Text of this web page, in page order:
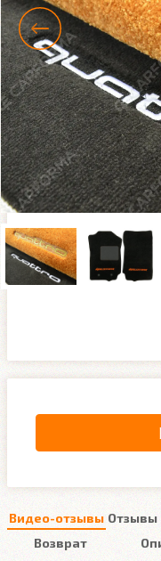
Видео-отзывы Отзывы
Возврат